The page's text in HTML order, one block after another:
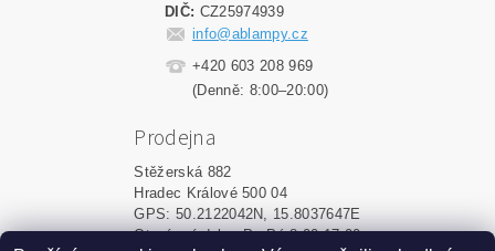
DIČ: CZ25974939
info@ablampy.cz
+420 603 208 969
(Denně: 8:00–20:00)
Prodejna
Stěžerská 882
Hradec Králové 500 04
GPS: 50.2122042N, 15.8037647E
Otevírací doba: Po-Pá 8:00-17:00